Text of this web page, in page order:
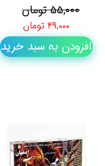
۵۵,۰۰۰ تومان
۴۹,۰۰۰ تومان
افزودن به سبد خرید